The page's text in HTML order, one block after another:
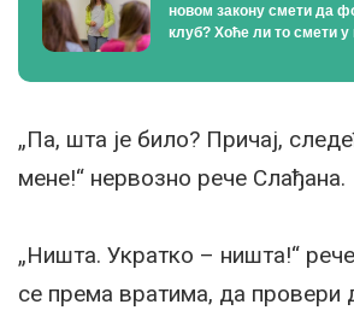
новом закону смети да
клуб? Хоће ли то смети у
„Па, шта је било? Причај,
мене!“ нервозно рече Слађана.
„Ништа. Укратко – ништа!“
се према вратима, да провери